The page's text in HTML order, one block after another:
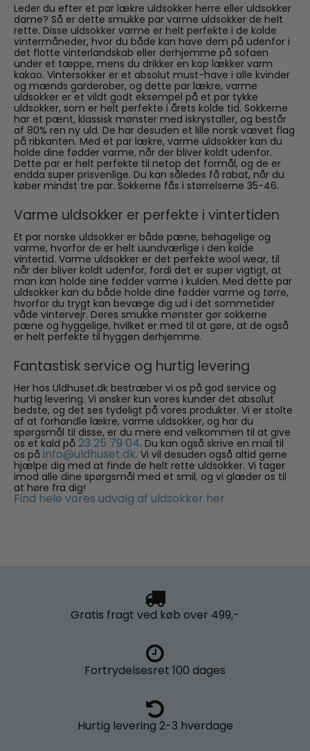
Leder du efter et par lækre uldsokker herre eller uldsokker
dame? Så er dette smukke par varme uldsokker de helt
rette. Disse uldsokker varme er helt perfekte i de kolde
vintermåneder, hvor du både kan have dem på udenfor i
det flotte vinterlandskab eller derhjemme på sofaen
under et tæppe, mens du drikker en kop lækker varm
kakao. Vintersokker er et absolut must-have i alle kvinder
og mænds garderober, og dette par lækre, varme
uldsokker er et vildt godt eksempel på et par tykke
uldsokker, som er helt perfekte i årets kolde tid. Sokkerne
har et pænt, klassisk mønster med iskrystaller, og består
af 80% ren ny uld. De har desuden et lille norsk vævet flag
på ribkanten. Med et par lækre, varme uldsokker kan du
holde dine fødder varme, når der bliver koldt udenfor.
Dette par er helt perfekte til netop det formål, og de er
endda super prisvenlige. Du kan således få rabat, når du
køber mindst tre par. Sokkerne fås i størrelserne 35-46.
Varme uldsokker er perfekte i vintertiden
Et par norske uldsokker er både pæne, behagelige og
varme, hvorfor de er helt uundværlige i den kolde
vintertid. Varme uldsokker er det perfekte wool wear, til
når der bliver koldt udenfor, fordi det er super vigtigt, at
man kan holde sine fødder varme i kulden. Med dette par
uldsokker kan du både holde dine fødder varme og tørre,
hvorfor du trygt kan bevæge dig ud i det sommetider
våde vintervejr. Deres smukke mønster gør sokkerne
pæne og hyggelige, hvilket er med til at gøre, at de også
er helt perfekte til hyggen derhjemme.
Fantastisk service og hurtig levering
Her hos Uldhuset.dk bestræber vi os på god service og
hurtig levering. Vi ønsker kun vores kunder det absolut
bedste, og det ses tydeligt på vores produkter. Vi er stolte
af at forhandle lækre, varme uldsokker, og har du
spørgsmål til disse, er du mere end velkommen til at give
os et kald på 23 25 79 04. Du kan også skrive en mail til
os på info@uldhuset.dk. Vi vil desuden også altid gerne
hjælpe dig med at finde de helt rette uldsokker. Vi tager
imod alle dine spørgsmål med et smil, og vi glæder os til
at høre fra dig!
Find hele vores udvalg af uldsokker her
Gratis fragt ved køb over 499,-
Fortrydelsesret 100 dages
Hurtig levering 2-3 hverdage